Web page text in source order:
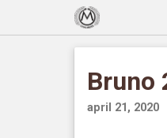
Bruno
april 21, 2020